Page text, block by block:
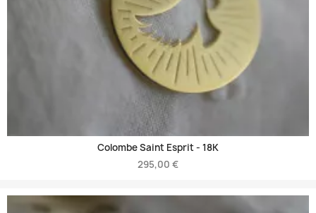
Colombe Saint Esprit - 18K
295,00 €